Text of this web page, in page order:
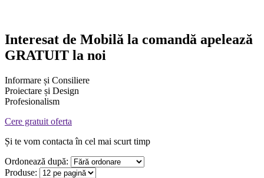
Interesat de Mobilă la comandă apelează
GRATUIT la noi
Informare și Consiliere
Proiectare și Design
Profesionalism
Cere gratuit oferta
Și te vom contacta în cel mai scurt timp
Ordonează după:
Produse: